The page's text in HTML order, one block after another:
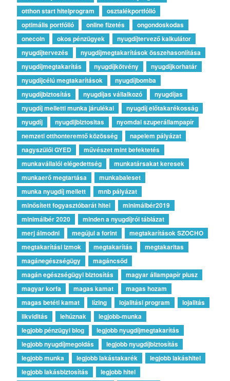
otthon start hitelprogram
osztalékportfólió
optimális portfólió
online fizetés
ongondoskodas
onecoin
okos pénzügyek
nyugdíjtervező kalkulátor
nyugdíjtervezés
nyugdíjmegtakarítások összehasonlítása
nyugdíjmegtakarítás
nyugdíjkötvény
nyugdíjkorhatár
nyugdíjcélú megtakarítások
nyugdíjbomba
nyugdíjbiztosítás
nyugdíjas vállalkozó
nyugdíjas
nyugdíj melletti munka járulékai
nyugdíj előtakarékosság
nyugdíj
nyugdijbiztositas
nyomdai szuperállampapír
nemzeti otthonteremtő közösség
napelem pályázat
nagyszülői GYED
művészet mint befektetés
munkavállalói elégedettség
munkatársakat keresek
munkaerő megtartása
munkabaleset
munka nyugdíj mellett
mnb pályázat
minősített fogyasztóbarát hitel
minimálbér2019
minimálbér 2020
minden a nyugdíjról táblázat
merj álmodni
megújul a forint
megtakarítások SZOCHO
megtakarítási izmok
megtakarítás
megtakaritas
magánegészségügy
magáncsőd
magán egészségügyi biztosítás
magyar állampapír plusz
magyar korfa
magas kamat
magas hozam
magas betéti kamat
lízing lojalitási program
lojalitás
likviditás
lehúznak
legjobb-munka
legjobb pénzügyi blog
legjobb nyugdíjmegtakarítás
legjobb nyugdíjmegoldás
legjobb nyugdíjbiztosítás
legjobb munka
legjobb lakástakarék
legjobb lakáshitel
legjobb lakásbiztosítás
legjobb hitel